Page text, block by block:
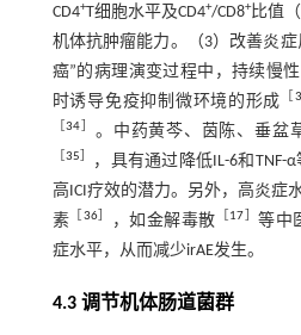
CD4+T细胞水平及CD4+/CD8+比值（
机体抗肿瘤能力。（3）改善炎
癌”的病理演变过程中，持续慢性
时诱导免疫抑制微环境的形成
［34 。中药黄芩、茵陈、垂盆
35
，具有通过降低IL-6和TNF-
高ICI疗效的潜力。另外，高炎症
素
36］ ，如金解毒散 17 ］等中
症水平，从而减少irAE发生。
4.3 调节机体肠道菌群